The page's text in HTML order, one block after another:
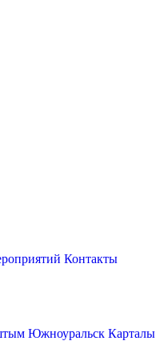
Контакты
Южноуральск Карталы